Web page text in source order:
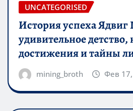
UNCATEGORISED
История успеха
удивительное
достижения и тайны
mining_broth Фев